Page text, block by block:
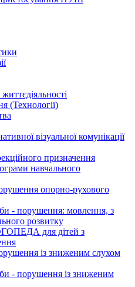
(Технології)
візуальної комунікації
призначення
навчального
опорно-рухового
- порушення: мовлення, з
розвитку
для дітей з
із зниженим слухом
- порушення із зниженим